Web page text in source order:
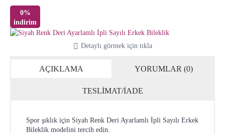
0%
indirim
Detaylı görmek için tıkla
AÇIKLAMA YORUMLAR (0)
TESLİMAT/İADE
Spor şıklık için Siyah Renk Deri Ayarlamlı İpli Sayılı Erkek
Bileklik modelini tercih edin.